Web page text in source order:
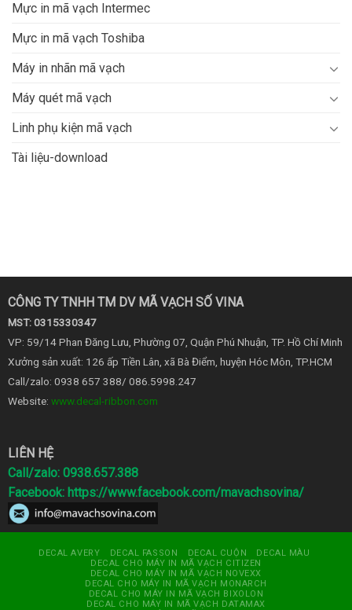
Mực in mã vạch Intermec
Mực in mã vạch Toshiba
Máy in nhãn mã vạch
Máy quét mã vạch
Linh phụ kiện mã vạch
Tài liệu-download
CÔNG TY TNHH TM DV MÃ VẠCH SỐ VINA
MST: 0315330347
VP: 59/14 Phan Đăng Lưu, Phường 07, Quận Phú Nhuận, TP. Hồ Chí Minh
Xưởng sản xuất: 126 ấp Tiền Lân, xã Bà Điểm, huyện Hóc Môn, TP.HCM
Call/zalo: 0938 657 388/ 086.5998.247
Website: www.decal-ribbon.com
LIÊN HỆ
Call/zalo: 0938.657.388
Facebook: https://www.facebook.com/mavachsovina/
DECAL AVERY DECAL FASSON DECAL CUỘN
DECAL MÀU
DECAL CHO MÁY IN MÃ VẠCH CITIZEN
DECAL CHO MÁY IN MÃ VẠCH NOVEXX
DECAL CHO MÁY IN MÃ VẠCH MONARCH
DECAL CHO MÁY IN MÃ VẠCH BIXOLON
DECAL CHO MÁY IN MÃ VẠCH DATAMAX